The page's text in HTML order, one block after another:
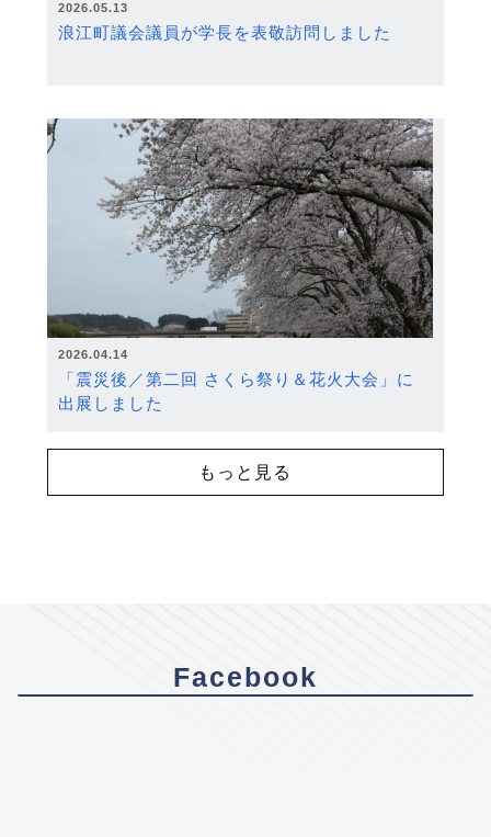
2026.05.13
浪江町議会議員が学長を表敬訪問しました
2026.04.14
「震災後／第二回 さくら祭り＆花火大会」に
出展しました
もっと見る
Facebook